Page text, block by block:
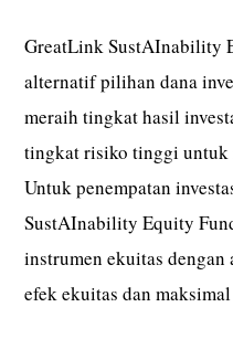
GreatLink SustAInability
alternatif pilihan dana
meraih tingkat hasil
tingkat risiko tinggi untuk
Untuk penempatan
SustAInability Equity
instrumen ekuitas
efek ekuitas dan